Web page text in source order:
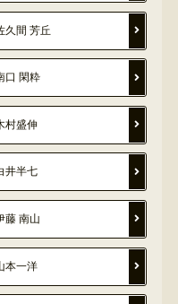
久間 芳丘
口 閑粋
村盛伸
井半七
藤 南山
本一洋